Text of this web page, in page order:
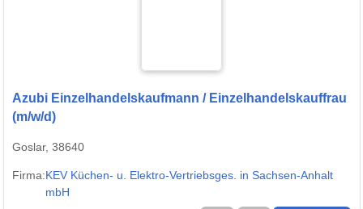
Azubi Einzelhandelskaufmann / Einzelhandelskauffrau
(m/w/d)
Goslar, 38640
Firma:KEV Küchen- u. Elektro-Vertriebsges. in Sachsen-Anhalt
mbH